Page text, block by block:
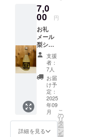
だし、ここ
にしか無い
物作れるの
はありがた
い！と思
い、今まで
の作柄から
一転し梨農
家なる。20
世紀梨や新
甘泉など６
品種を栽
場掲示
板に掲
示
（掲示
可能な
方の
み）
【お礼
メー
ル】 感
謝の気
持ちを
込め
て、お
礼の
メッ
セージ
7,0
00 円
お礼
メール
梨シ
ロップ
『特
級 新
甘泉』
（370m
l）２本
＊リ
ターン
品内容
・お礼
メール
支援
者：
7人
お届
け予
定：
2025
年09
月
詳細を見る
こ
の
リ
タ
ー
ン
を